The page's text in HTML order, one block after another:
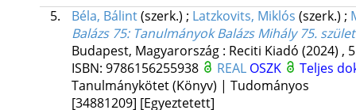
5.
Béla, Bálint(szerk.) ; Latzkovits, Miklós (szerk.) ;
Balázs 75: Tanulmányok Balázs Mihály 75.
Budapest, Magyarország : Reciti Kiadó (2024) ,
ISBN: 9786156255938 REAL OSZK
Teljes
Tanulmánykötet (Könyv) | Tudományos
[34881209] [Egyeztetett]